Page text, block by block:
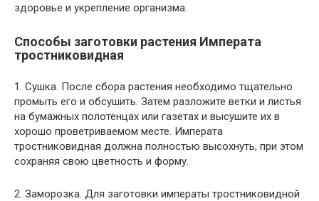
здоровье и укрепление организма.
Способы заготовки растения Императа
тростниковидная
1. Сушка. После сбора растения необходимо тщательно
промыть его и обсушить. Затем разложите ветки и листья
на бумажных полотенцах или газетах и высушите их в
хорошо проветриваемом месте. Императа
тростниковидная должна полностью высохнуть, при этом
сохраняя свою цветность и форму.
2. Заморозка. Для заготовки императы тростниковидной